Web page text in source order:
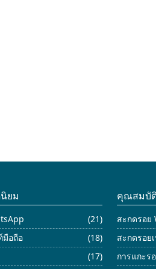
ยม
(21)
มือถือ
(18)
(17)
คุณสมบั
สะกดรอย
สะกดรอย
การแกะร